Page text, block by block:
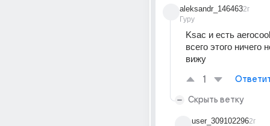
aleksandr_146463
Гуру
2г
Ksac и есть
всего этого ничего
вижу
1
Скрыть ветку
user_3091022962г